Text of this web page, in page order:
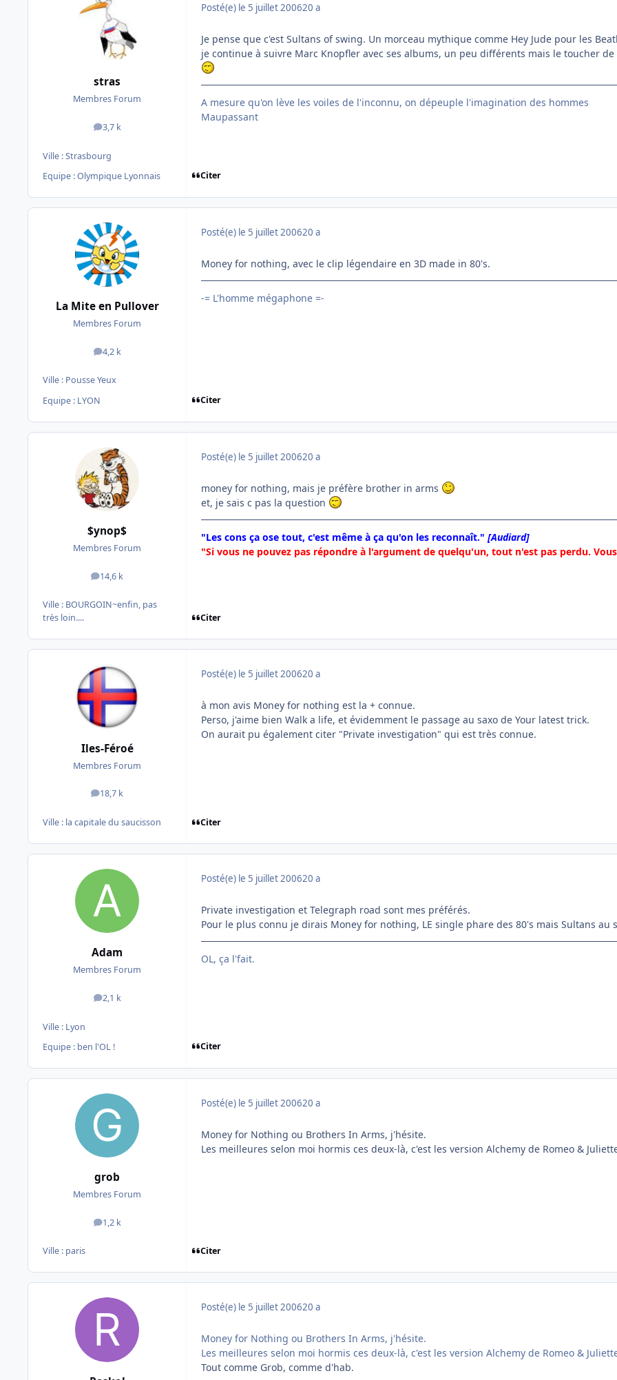
stras
Membres Forum
3,7 k
messages
Ville :Strasbourg
Equipe : Olympique Lyonnais
Posté(e) le 5 juillet 200620 a
Je pense que c'est Sultans of swing. Un morceau mythique comme Hey Jude pour les
je continue à suivre Marc Knopfler avec ses albums, un peu différents mais le toucher
A mesure qu'on lève les voiles de l'inconnu, on dépeuple l'imagination des hommes
Maupassant
Citer
La Mite en Pullover
Membres Forum
4,2 k
messages
Ville : Pousse Yeux
Equipe : LYON
Posté(e) le 5 juillet 200620 a
Money for nothing, avec le clip légendaire en 3D made in 80's.
-= L'homme mégaphone =-
Citer
$ynop$
Membres Forum
14,6 k
messages
Ville : BOURGOIN~enfin, pas
très loin....
Posté(e) le 5 juillet 200620 a
money for nothing, mais je préfère brother in arms
et, je sais c pas la question
"Les cons ça ose tout, c'est même à ça qu'on les reconnaît." [Audiard]
"Si vous ne pouvez pas répondre à l'argument de quelqu'un, tout n'est pas perdu.
Citer
Iles-Féroé
Membres Forum
18,7 k
messages
Ville : la capitale du saucisson
Posté(e) le 5 juillet 200620 a
à mon avis Money for nothing est la + connue.
Perso, j'aime bien Walk a life, et évidemment le passage au saxo de Your latest trick.
On aurait pu également citer "Private investigation" qui est très connue.
Citer
Adam
Membres Forum
2,1 k
messages
Ville : Lyon
Equipe : ben l'OL !
Posté(e) le 5 juillet 200620 a
Private investigation et Telegraph road sont mes préférés.
Pour le plus connu je dirais Money for nothing, LE single phare des 80's mais Sultans
OL, ça l'fait.
Citer
grob
Membres Forum
1,2 k
messages
Ville : paris
Posté(e) le 5 juillet 200620 a
Money for Nothing ou Brothers In Arms, j'hésite.
Les meilleures selon moi hormis ces deux-là, c'est les version Alchemy de Romeo &
Citer
Posté(e) le 5 juillet 200620 a
Money for Nothing ou Brothers In Arms, j'hésite.
Les meilleures selon moi hormis ces deux-là, c'est les version Alchemy de Romeo &
Tout comme Grob, comme d'hab.